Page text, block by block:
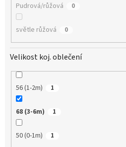
Pudrová/růžová 0
světle růžová 0
Velikost koj. oblečení
56 (1-2m) 1
68 (3-6m) 1
50 (0-1m) 1